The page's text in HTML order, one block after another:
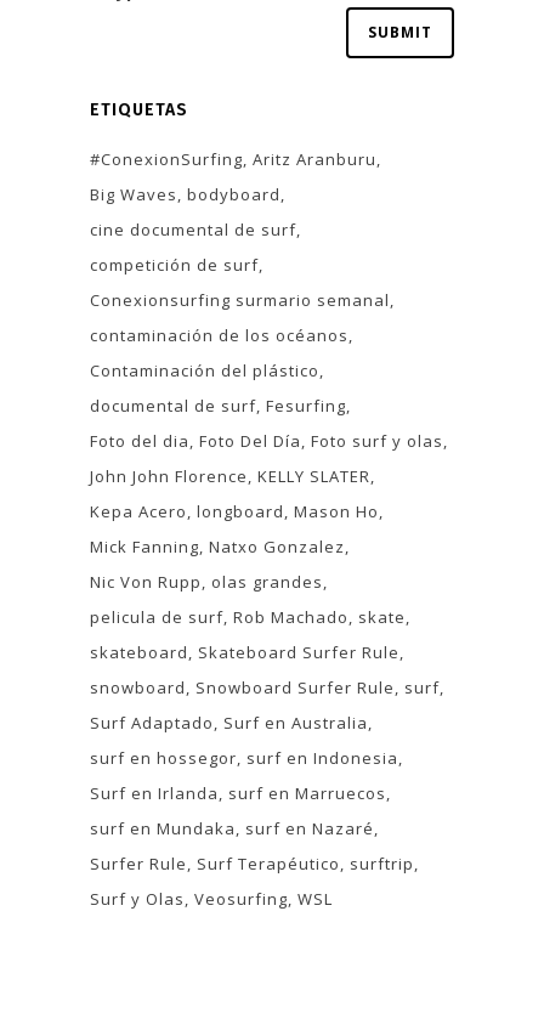
ETIQUETAS
#ConexionSurfing Aritz Aranburu
Big Waves bodyboard
cine documental de surf
competición de surf
Conexionsurfing surmario semanal
contaminación de los océanos
Contaminación del plástico
documental de surf Fesurfing
Foto del dia Foto Del Día Foto surf y olas
John John Florence KELLY SLATER
Kepa Acero longboard Mason Ho
Mick Fanning Natxo Gonzalez
Nic Von Rupp
olas grandes
pelicula de surf Rob Machado
skate
skateboard
Skateboard Surfer Rule
snowboard
Snowboard Surfer Rule
surf
Surf Adaptado
Surf en Australia
surf en hossegor surf en Indonesia
Surf en Irlanda
surf en Marruecos
surf en Mundaka
surf en Nazaré
Surfer Rule
Surf Terapéutico
surftrip
Surf y Olas Veosurfing WSL